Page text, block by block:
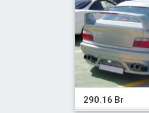
290.16 Br